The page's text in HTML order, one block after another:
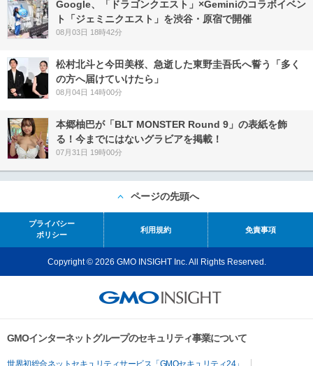
Google、「ドラゴンクエスト」×Geminiのコラボイベン
ト「ジェミニクエスト」を渋谷・原宿で開催
08月03日 18時42分
松村北斗と今田美桜、急逝した東野圭吾氏へ誓う「多く
の方へ届けていけたら」
08月04日 14時00分
本郷柚巴が「BLT MONSTER Round 9」の表紙を飾
る！今までにはないグラビアを掲載！
07月31日 19時00分
ページの先頭へ
プライバシー
ポリシー
利用規約 免責事項
Copyright © 2026 GMO INSIGHT Inc. All Rights Reserved.
GMOインターネットグループのセキュリティ事業について
世界初総合ネットセキュリティサービス「GMOセキュリティ24」